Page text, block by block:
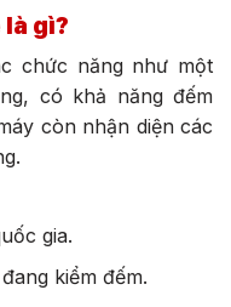
gì?
chức năng như một
có khả năng đếm
còn nhận diện các
gia.
kiểm đếm.